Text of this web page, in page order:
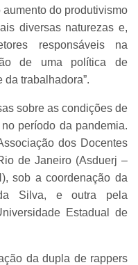
do produtivismo
diversas naturezas e,
responsáveis na
de uma política de
trabalhadora”.
sobre as condições de
período da pandemia.
dos Docentes
de Janeiro (Asduerj –
sob a coordenação da
Silva, e outra pela
Estadual de
da dupla de rappers